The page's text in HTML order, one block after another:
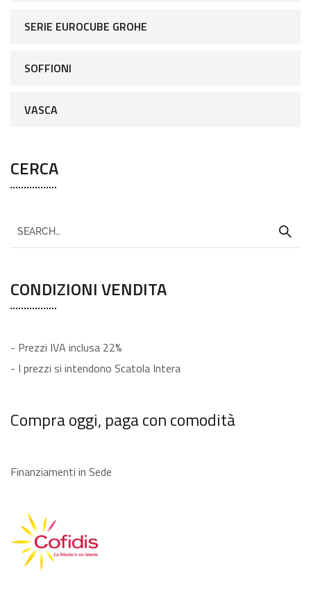
SERIE EUROCUBE GROHE
SOFFIONI
VASCA
CERCA
CONDIZIONI VENDITA
- Prezzi IVA inclusa 22%
- I prezzi si intendono Scatola Intera
Compra oggi, paga con comodità
Finanziamenti in Sede